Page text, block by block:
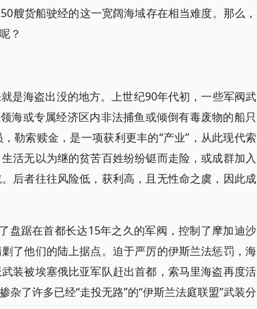
艘货船驶经的这一宽阔海域存在相当难度。那么，
？
是海盗出没的地方。上世纪90年代初，一些军阀武
海或专属经济区内非法捕鱼或倾倒有毒废物的船只
勒索赎金，是一项获利更丰的“产业”，从此现代索
活无以为继的贫苦百姓纷纷铤而走险，或成群加入
后者往往风险低，获利高，且无性命之虞，因此成
盘踞在首都长达15年之久的军阀，控制了摩加迪沙
了他们的陆上据点。迫于严厉的伊斯兰法惩罚，海
装被埃塞俄比亚军队赶出首都，索马里海盗再度活
了许多已经“走投无路”的“伊斯兰法庭联盟”武装分